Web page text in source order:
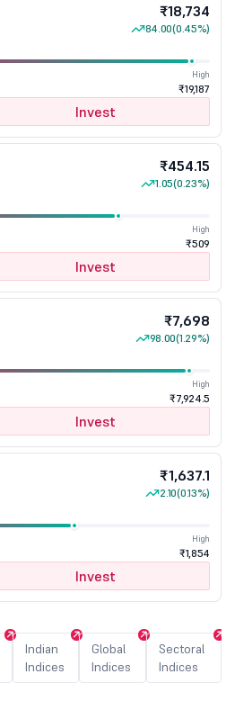
₹18,734
84.00(0.45%)
High
₹19,187
Invest
₹454.15
1.05(0.23%)
High
₹509
Invest
₹7,698
98.00(1.29%)
High
₹7,924.5
Invest
₹1,637.1
2.10(0.13%)
High
₹1,854
Invest
Indian
Indices
Global
Indices
Sectoral
Indices